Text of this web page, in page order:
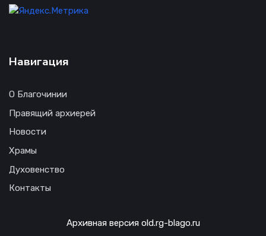
Навигация
О Благочинии
Правящий архиерей
Новости
Храмы
Духовенство
Контакты
Архивная версия old.rg-blago.ru